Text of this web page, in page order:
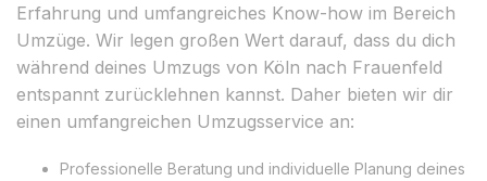
Erfahrung und umfangreiches Know-how im Bereich
Umzüge. Wir legen großen Wert darauf, dass du dich
während deines Umzugs von Köln nach Frauenfeld
entspannt zurücklehnen kannst. Daher bieten wir dir
einen umfangreichen Umzugsservice an:
Professionelle Beratung und individuelle Planung deines